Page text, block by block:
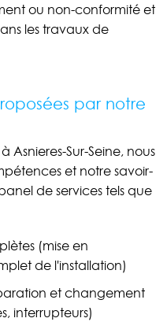
ou non-conformité et
les travaux de
par notre
Asnieres-Sur-Seine, nous
et notre savoir-
de services tels que
(mise en
de l'installation)
et changement
interrupteurs)